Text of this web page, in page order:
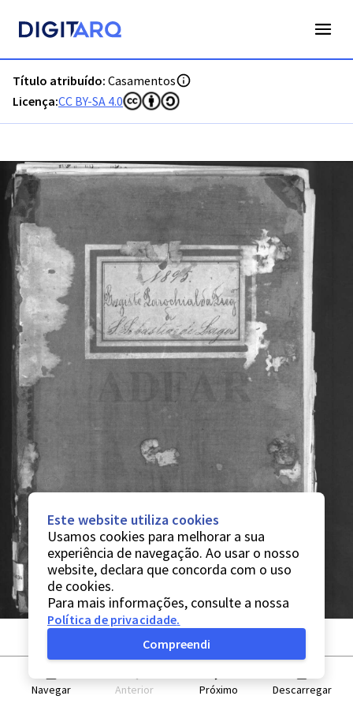
Título atribuído: Casamentos
Licença:CC BY-SA 4.0
Navegar Anterior Próximo Descarregar
Este website utiliza cookies
Usamos cookies para melhorar a sua
experiência de navegação. Ao usar o nosso
website, declara que concorda com o uso
de cookies.
Para mais informações, consulte a nossa
Política de privacidade.
Compreendi